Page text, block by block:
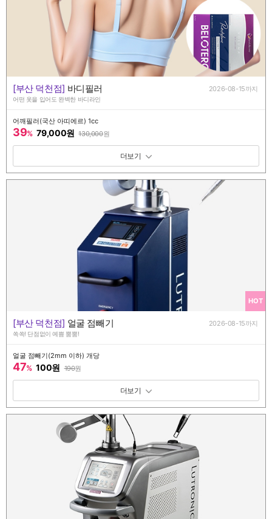
[부산 덕천점] 바디필러 2026-08-15까지
어떤 옷을 입어도 완벽한 바디라인
어깨필러(국산 아띠에르) 1cc
39% 79,000원 130,000원
패키지 보기 토글
HOT
[부산 덕천점] 얼굴 점빼기 2026-08-15까지
쏙쏙! 단점없이 예쁨 뿜뿜!
얼굴 점빼기(2mm 이하) 개당
47% 100원 190원
패키지 보기 토글